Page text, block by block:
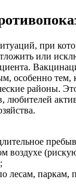
при
или
особенно тем,
районы.
любителей
воздухе
лесам, паркам,